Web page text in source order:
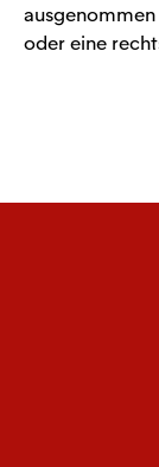
oder eine